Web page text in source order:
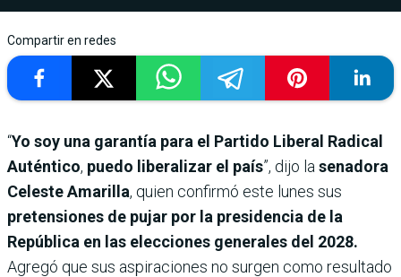
Compartir en redes
“Yo soy una garantía para el Partido Liberal Radical
Auténtico, puedo liberalizar el país”, dijo la senadora
Celeste Amarilla, quien confirmó este lunes sus
pretensiones de pujar por la presidencia de la
República en las elecciones generales del 2028.
Agregó que sus aspiraciones no surgen como resultado